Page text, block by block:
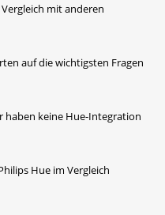
mit anderen
auf die wichtigsten Fragen
haben keine Hue-Integration
Hue im Vergleich